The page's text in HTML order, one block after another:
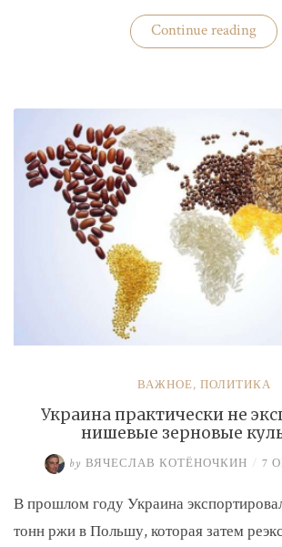
Continue reading
ВАЖНОЕ, ПОЛИТИКА
Украина практически не
нишевые зерновые
by ВЯЧЕСЛАВ КОТЁНОЧКИН / 7
В прошлом году Украина
тонн ржи в Польшу, которая затем